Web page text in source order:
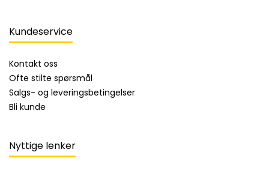
Kundeservice
Kontakt oss
Ofte stilte spørsmål
Salgs- og leveringsbetingelser
Bli kunde
Nyttige lenker